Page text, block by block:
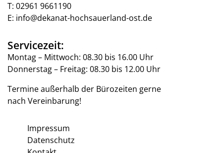
T: 02961 9661190
E: info@dekanat-hochsauerland-ost.de
Servicezeit:
Montag – Mittwoch: 08.30 bis 16.00 Uhr
Donnerstag – Freitag: 08.30 bis 12.00 Uhr
Termine außerhalb der Bürozeiten gerne
nach Vereinbarung!
Impressum
Datenschutz